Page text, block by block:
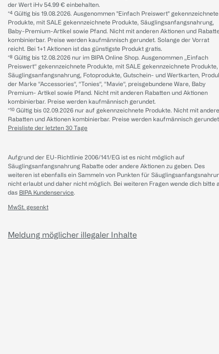
der Wert iHv 54.99 € einbehalten.
*⁴ Gültig bis 19.08.2026. Ausgenommen "Einfach Preiswert" gekennzeichnete
Produkte, mit SALE gekennzeichnete Produkte, Säuglingsanfangsnahrung,
Baby-Premium-Artikel sowie Pfand. Nicht mit anderen Aktionen und
kombinierbar. Preise werden kaufmännisch gerundet. Solange der Vorrat
reicht. Bei 1+1 Aktionen ist das günstigste Produkt gratis.
*⁸ Gültig bis 12.08.2026 nur im BIPA Online Shop. Ausgenommen „Einfach
Preiswert“ gekennzeichnete Produkte, mit SALE gekennzeichnete Produkte,
Säuglingsanfangsnahrung, Fotoprodukte, Gutschein- und Wertkarten,
der Marke “Accessories“, “Tonies“, “Mavie“, preisgebundene Ware, Baby
Premium- Artikel sowie Pfand. Nicht mit anderen Rabatten und Aktionen
kombinierbar. Preise werden kaufmännisch gerundet.
*¹⁰ Gültig bis 02.09.2026 nur auf gekennzeichnete Produkte. Nicht mit
Rabatten und Aktionen kombinierbar. Preise werden kaufmännisch
Preisliste der letzten 30 Tage
Aufgrund der EU-Richtlinie 2006/141/EG ist es nicht möglich auf
Säuglingsanfangsnahrung Rabatte oder andere Aktionen zu geben. Des
weiteren ist ebenfalls ein Sammeln von Punkten für
nicht erlaubt und daher nicht möglich. Bei weiteren Fragen wende dich bitte
das BIPA Kundenservice.
MwSt. gesenkt
Meldung möglicher illegaler Inhalte